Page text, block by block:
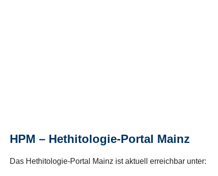
HPM – Hethitologie-Portal Mainz
Das Hethitologie-Portal Mainz ist aktuell erreichbar unter: